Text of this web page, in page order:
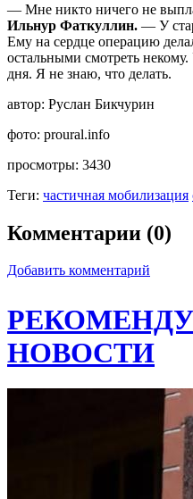
— Мне никто ничего не
Ильнур Фаткуллин. — У
Ему на сердце операцию
остальными смотреть некому.
дня. Я не знаю, что делать.
автор: Руслан Бикчурин
фото: proural.info
просмотры: 3430
Теги: частичная мобилизация
Комментарии (0)
Добавить комментарий
НОВОСТИ